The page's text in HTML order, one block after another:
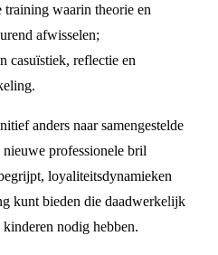
training waarin theorie en
afwisselen;
casuïstiek, reflectie en
anders naar samengestelde
professionele bril
loyaliteitsdynamieken
kunt bieden die daadwerkelijk
nodig hebben.